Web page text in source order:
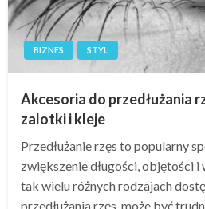
BIZNES STYL
Akcesoria do przedłużania
zalotki i kleje
Przedłużanie rzęs to popularny
zwiększenie długości, objętości
tak wielu różnych rodzajach
przedłużania rzęs, może być